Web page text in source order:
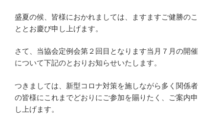
盛夏の候 、皆様におかれましては、ますますご健勝のこ
ととお慶び申し上げます。
さて、当協会定例会第２回目となります当月７月の開催
について下記のとおりお知らせいたします。
つきましては、新型コロナ対策を施しながら多く関係者
の皆様にこれまでどおりにご参加を賜りたく、ご案内申
し上げます。